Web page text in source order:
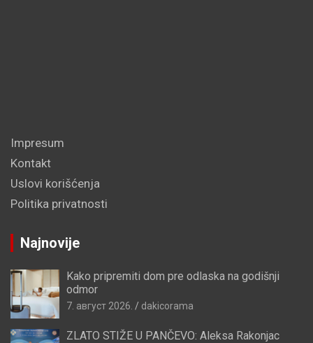
Impresum
Kontakt
Uslovi korišćenja
Politika privatnosti
Najnovije
Kako pripremiti dom pre odlaska na godišnji
odmor
7. август 2026. dakicorama
ZLATO STIŽE U PANČEVO: Aleksa Rakonjac